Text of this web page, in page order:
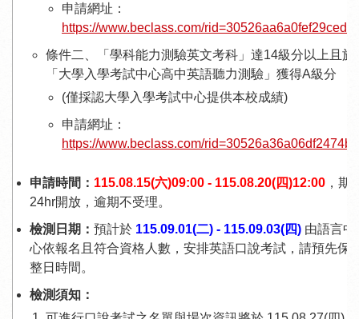
申請網址：
https://www.beclass.com/
條件二、「學科能力測驗英文考科」達14級分以上且於
「大學入學考試中心高中英語聽力測驗」獲得A級分
(僅採認大學入學考試中心提供本校成績)
申請網址：
https://www.beclass.com/
申請時間： 115.08.15(六)09:00 - 115.08.20(四)12:00 ，期
24hr開放，逾期不受理。
檢測日期： 預計於 115.09.01(二) - 115.09.03(四) 由語言中
心依報名且符合資格人數，安排英語口說考試，請預先保
整日時間。
檢測須知：